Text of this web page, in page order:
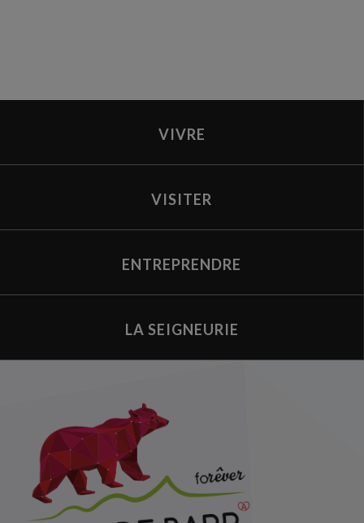
VIVRE
VISITER
ENTREPRENDRE
LA SEIGNEURIE